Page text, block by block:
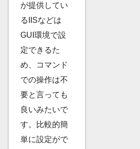
が提供してい
るIISなどは
GUI環境で設
定できるた
め、コマンド
での操作は不
要と言っても
良いみたいで
す。比較的簡
単に設定がで